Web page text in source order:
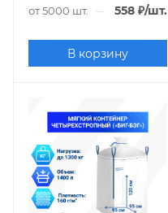
от 5000 шт. 558₽/шт.
В корзину